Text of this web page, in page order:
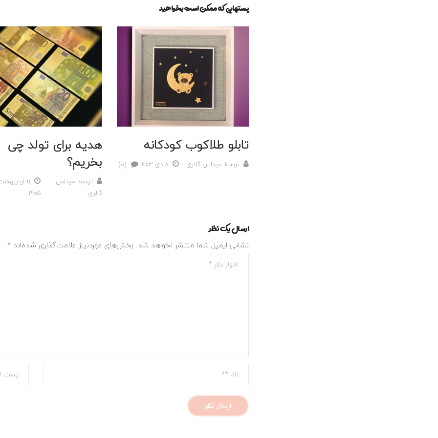
پستهایی که ممکن است بخواهید
تابلو طلاکوب کودکانه
توسط میداس گالری (0)
هدیه برای تولد چی
بخریم؟
توسط میداس
گالری
11
1405
ارسال یک نظر
نشانی ایمیل شما منتشر نخواهد شد. بخش‌های موردنیاز علامت‌گذاری شده‌اند *